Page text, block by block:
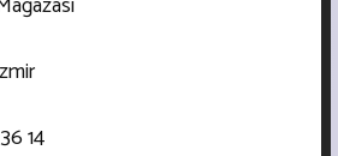
14